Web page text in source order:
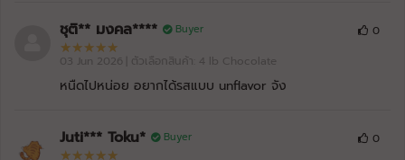
ชุติ** มงคล**** Buyer
03 Jun 2026 | ตัวเลือกสินค้า: 4 lb Chocolate
0
หนืดไปหน่อย อยากได้รสแบบ unflavor จัง
Juti*** Toku* Buyer 0